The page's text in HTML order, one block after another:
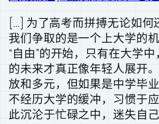
[…] 为了高考而拼搏无论如何
我们争取的是一个上大学的
“自由”的开始，只有在大学
的未来才真正像年轻人展开
放和多元，但如果是中学毕
不经历大学的缓冲，习惯于
此沉沦于忙碌之中，迷失自